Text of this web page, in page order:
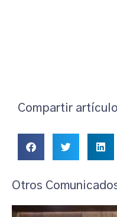
Compartir
Otros